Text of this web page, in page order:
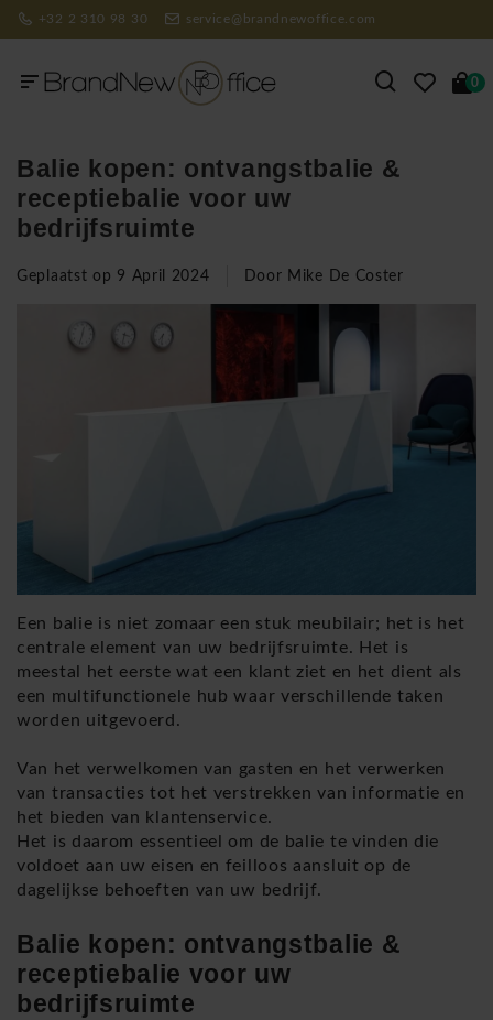
+32 2 310 98 30 service@brandnewoffice.com
0
Balie kopen: ontvangstbalie &
receptiebalie voor uw
bedrijfsruimte
Geplaatst op 9 April 2024 Door Mike De Coster
Een balie is niet zomaar een stuk meubilair; het is het
centrale element van uw bedrijfsruimte. Het is
meestal het eerste wat een klant ziet en het dient als
een multifunctionele hub waar verschillende taken
worden uitgevoerd.
Van het verwelkomen van gasten en het verwerken
van transacties tot het verstrekken van informatie en
het bieden van klantenservice.
Het is daarom essentieel om de balie te vinden die
voldoet aan uw eisen en feilloos aansluit op de
dagelijkse behoeften van uw bedrijf.
Balie kopen: ontvangstbalie &
receptiebalie voor uw
bedrijfsruimte